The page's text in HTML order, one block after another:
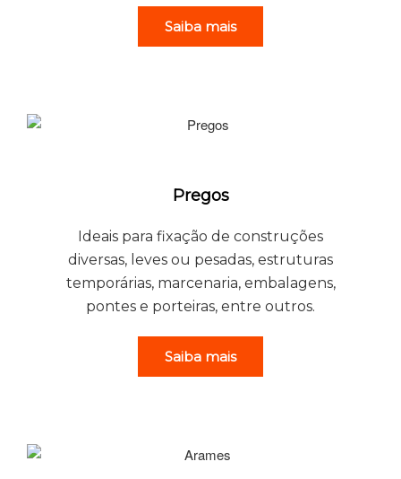
Saiba mais
Pregos
Ideais para fixação de construções
diversas, leves ou pesadas, estruturas
temporárias, marcenaria, embalagens,
pontes e porteiras, entre outros.
Saiba mais